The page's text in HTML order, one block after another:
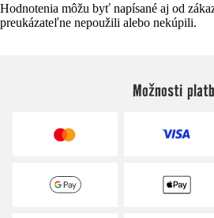
Hodnotenia môžu byť napísané aj od
preukázateľne nepoužili alebo nekúpili.
Možnosti